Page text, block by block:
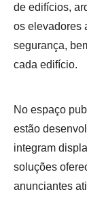
de edifícios,
os elevadores
segurança,
cada edifício.
No espaço
estão
integram
soluções
anunciantes